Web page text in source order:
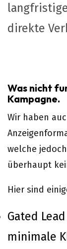
direkte
Was nicht
Kampagne.
Wir haben
welche
überhaupt
Hier sind
Gated
minimale